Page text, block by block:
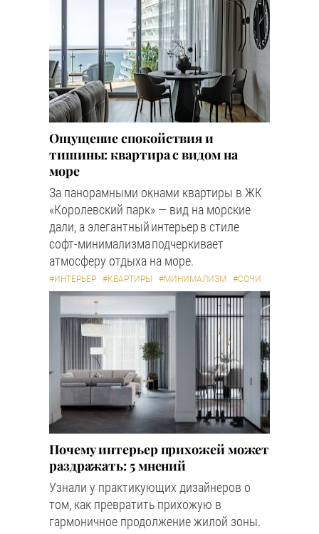
Ощущение спокойствия и
тишины: квартира с видом на
море
За панорамными окнами квартиры в ЖК
«Королевский парк» — вид на морские
дали, а элегантный интерьер в стиле
софт-минимализма подчеркивает
атмосферу отдыха на море.
#ИНТЕРЬЕР #КВАРТИРЫ #МИНИМАЛИЗМ #СОЧИ
Почему интерьер прихожей может
раздражать: 5 мнений
Узнали у практикующих дизайнеров о
том, как превратить прихожую в
гармоничное продолжение жилой зоны.